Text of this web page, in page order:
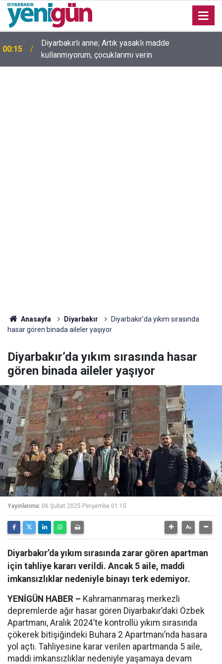
00:05 Mesut Çokur yazdı; Gelecek Yolda mı Kaldı?
Anasayfa Diyarbakır
Diyarbakır’da yıkım sırasında
hasar gören binada aileler yaşıyor
Diyarbakır’da yıkım sırasında hasar
gören binada aileler yaşıyor
Yayınlanma: 06 Şubat 2025 Perşembe 01:15
Diyarbakır’da yıkım sırasında zarar gören apartman
için tahliye kararı verildi. Ancak 5 aile, maddi
imkansızlıklar nedeniyle binayı terk edemiyor.
YENİGÜN HABER – Kahramanmaraş merkezli
depremlerde ağır hasar gören Diyarbakır’daki Özbek
Apartmanı, Aralık 2024’te kontrollü yıkım sırasında
çökerek bitişiğindeki Buhara 2 Apartmanı’nda hasara
yol açtı. Tahliyesine karar verilen apartmanda 5 aile,
maddi imkansızlıklar nedeniyle yaşamaya devam